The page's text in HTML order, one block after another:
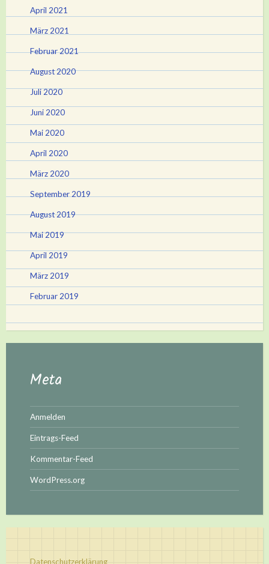
April 2021
März 2021
Februar 2021
August 2020
Juli 2020
Juni 2020
Mai 2020
April 2020
März 2020
September 2019
August 2019
Mai 2019
April 2019
März 2019
Februar 2019
Meta
Anmelden
Eintrags-Feed
Kommentar-Feed
WordPress.org
Datenschutzerklärung